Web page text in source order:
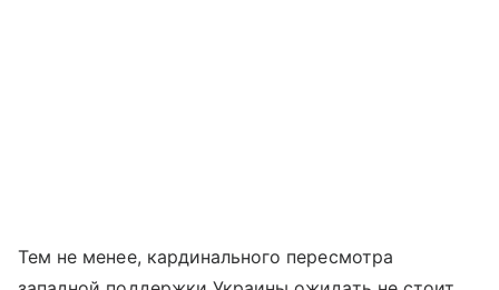
Тем не менее, кардинального пересмотра